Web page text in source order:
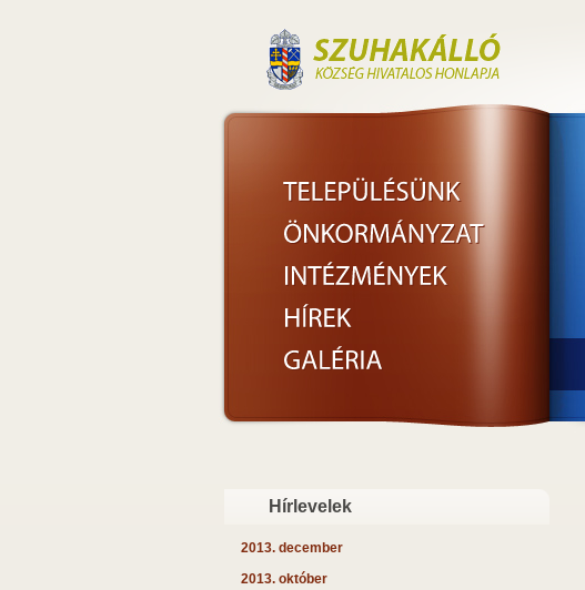
Hírlevelek
2013. december
2013. október